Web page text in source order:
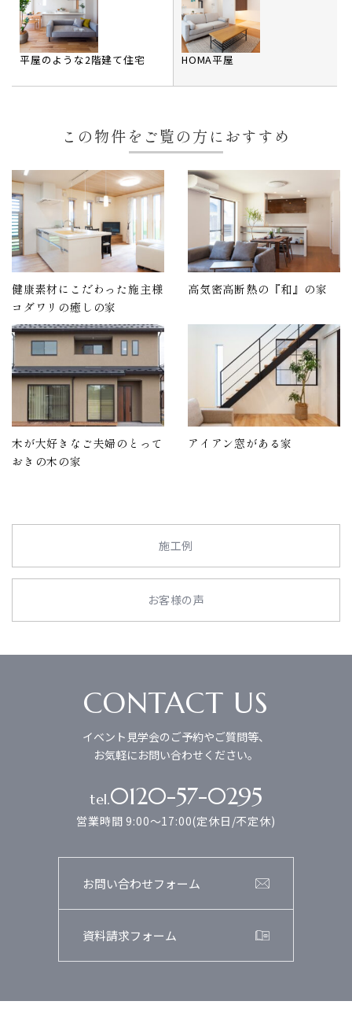
平屋のような2階建て住宅 HOMA平屋
この物件をご覧の方におすすめ
健康素材にこだわった施主様
コダワリの癒しの家
高気密高断熱の『和』の家
木が大好きなご夫婦のとって
おきの木の家
アイアン窓がある家
施工例
お客様の声
CONTACT US
イベント見学会のご予約やご質問等、
お気軽にお問い合わせください。
tel.0120-57-0295
営業時間 9:00～17:00(定休日/不定休)
お問い合わせフォーム
資料請求フォーム